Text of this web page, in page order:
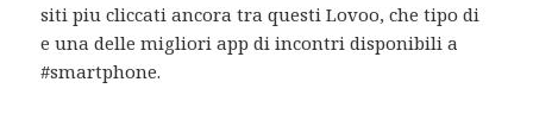
siti piu cliccati ancora tra questi Lovoo, che tipo di
e una delle migliori app di incontri disponibili a
#smartphone.